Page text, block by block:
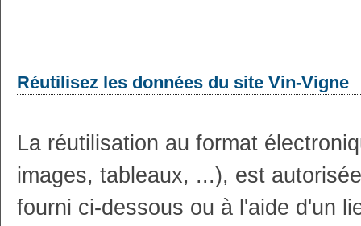
Réutilisez les données du site Vin-Vigne
La réutilisation au format
images, tableaux, ...), est
fourni ci-dessous ou à l'aide d'un